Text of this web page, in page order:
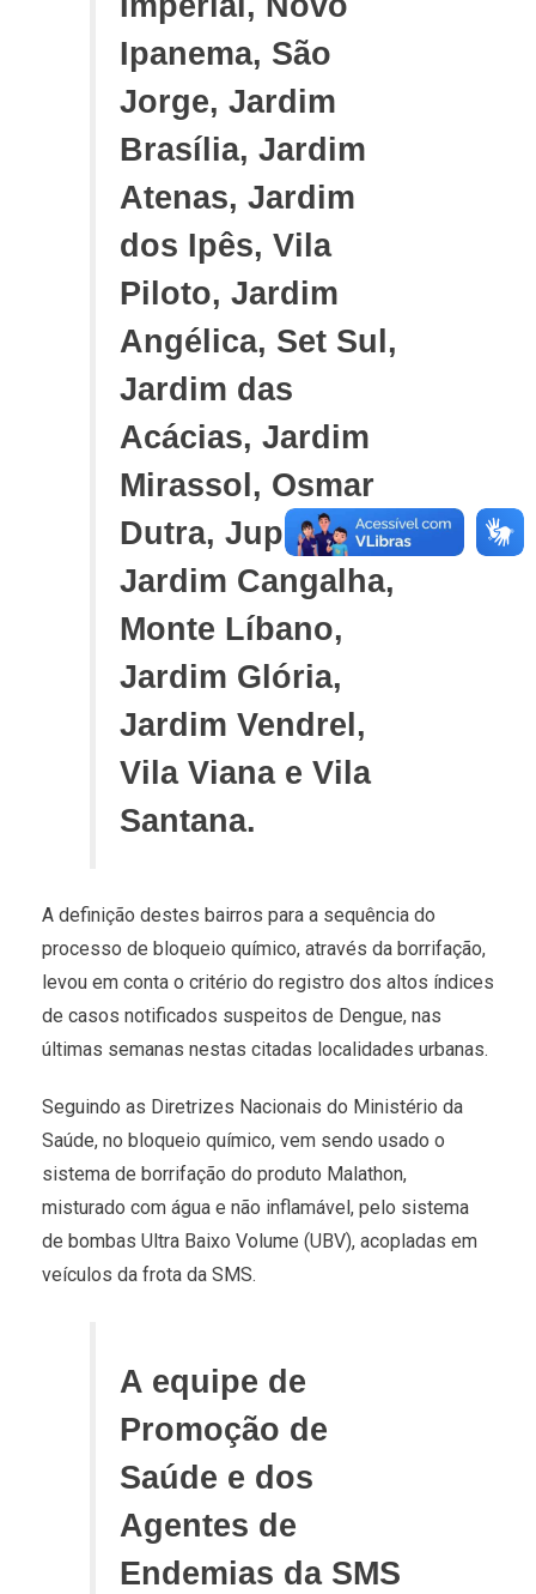
Ipanema, São
Jorge, Jardim
Brasília, Jardim
Atenas, Jardim
dos Ipês, Vila
Piloto, Jardim
Angélica, Set Sul,
Jardim das
Acácias, Jardim
Mirassol, Osmar
Dutra, Jupiá,
Jardim Cangalha,
Monte Líbano,
Jardim Glória,
Jardim Vendrel,
Vila Viana e Vila
Santana.
A definição destes bairros para a sequência do
processo de bloqueio químico, através da borrifação,
levou em conta o critério do registro dos altos índices
de casos notificados suspeitos de Dengue, nas
últimas semanas nestas citadas localidades urbanas.
Seguindo as Diretrizes Nacionais do Ministério da
Saúde, no bloqueio químico, vem sendo usado o
sistema de borrifação do produto Malathon,
misturado com água e não inflamável, pelo sistema
de bombas Ultra Baixo Volume (UBV), acopladas em
veículos da frota da SMS.
A equipe de
Promoção de
Saúde e dos
Agentes de
Endemias da SMS